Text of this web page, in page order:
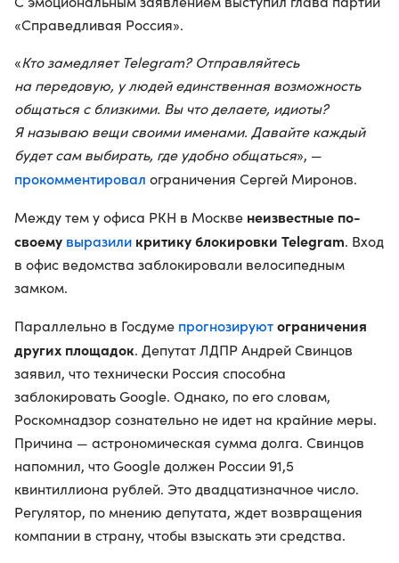
«Справедливая Россия».
«Кто замедляет Telegram? Отправляйтесь
на передовую, у людей единственная возможность
общаться с близкими. Вы что делаете, идиоты?
Я называю вещи своими именами. Давайте каждый
будет сам выбирать, где удобно общаться», —
прокомментировал ограничения Сергей Миронов.
Между тем у офиса РКН в Москве неизвестные по-
своему выразили критику блокировки Telegram. Вход
в офис ведомства заблокировали велосипедным
замком.
Параллельно в Госдуме прогнозируютограничения
других площадок. Депутат ЛДПР Андрей Свинцов
заявил, что технически Россия способна
заблокировать Google. Однако, по его словам,
Роскомнадзор сознательно не идет на крайние меры.
Причина — астрономическая сумма долга. Свинцов
напомнил, что Google должен России 91,5
квинтиллиона рублей. Это двадцатизначное число.
Регулятор, по мнению депутата, ждет возвращения
компании в страну, чтобы взыскать эти средства.